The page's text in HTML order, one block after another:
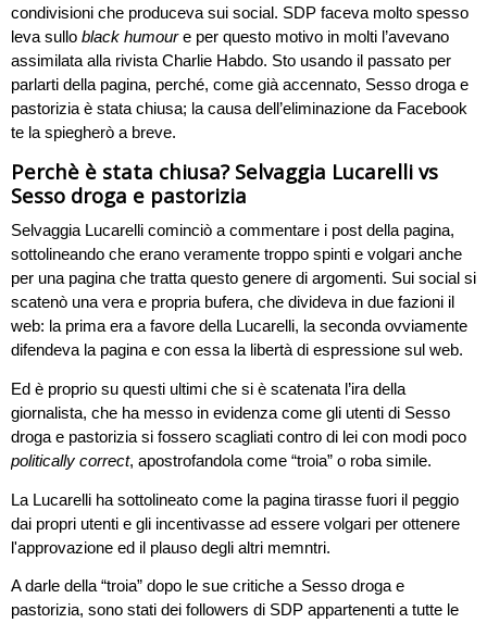
condivisioni che produceva sui social. SDP faceva molto spesso
leva sullo black humoure per questo motivo in molti l’avevano
assimilata alla rivista Charlie Habdo. Sto usando il passato per
parlarti della pagina, perché, come già accennato, Sesso droga e
pastorizia è stata chiusa; la causa dell’eliminazione da Facebook
te la spiegherò a breve.
Perchè è stata chiusa? Selvaggia Lucarelli vs
Sesso droga e pastorizia
Selvaggia Lucarelli cominciò a commentare i post della pagina,
sottolineando che erano veramente troppo spinti e volgari anche
per una pagina che tratta questo genere di argomenti. Sui social si
scatenò una vera e propria bufera, che divideva in due fazioni il
web: la prima era a favore della Lucarelli, la seconda ovviamente
difendeva la pagina e con essa la libertà di espressione sul web.
Ed è proprio su questi ultimi che si è scatenata l’ira della
giornalista, che ha messo in evidenza come gli utenti di Sesso
droga e pastorizia si fossero scagliati contro di lei con modi poco
politically correct, apostrofandola come “troia” o roba simile.
La Lucarelli ha sottolineato come la pagina tirasse fuori il peggio
dai propri utenti e gli incentivasse ad essere volgari per ottenere
l'approvazione ed il plauso degli altri memntri.
A darle della “troia” dopo le sue critiche a Sesso droga e
pastorizia, sono stati dei followers di SDP appartenenti a tutte le